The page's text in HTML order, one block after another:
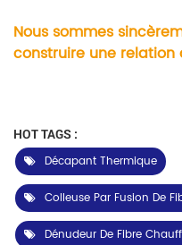
Nous sommes
construire une relation
HOT TAGS :
Décapant Thermique
Colleuse Par Fusion De
Dénudeur De Fibre